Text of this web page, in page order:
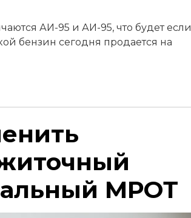
АИ-95 и АИ-95, что будет если
бензин сегодня продается на
МРОТ